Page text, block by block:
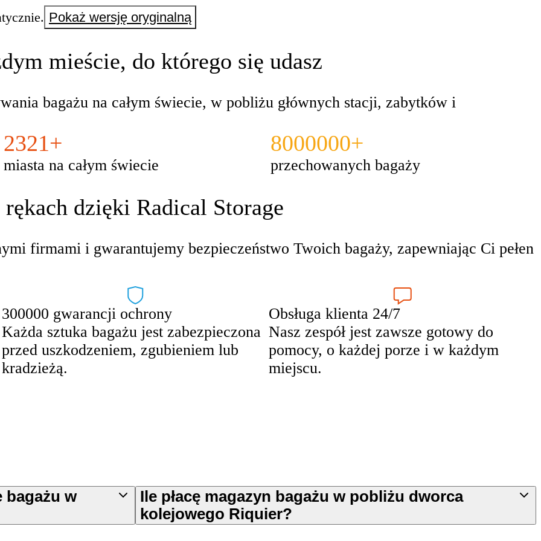
Pokaż wersję oryginalną
mieście, do którego się udasz
bagażu na całym świecie, w pobliżu głównych stacji, zabytków i
2321+
miasta na całym świecie
8000000+
przechowanych bagaży
dzięki Radical Storage
firmami i gwarantujemy bezpieczeństwo Twoich bagaży, zapewniając Ci pełen
300000 gwarancji ochrony
Każda sztuka bagażu jest zabezpieczona
przed uszkodzeniem, zgubieniem lub
kradzieżą.
Obsługa klienta 24/7
Nasz zespół jest zawsze gotowy do
pomocy, o każdej porze i w każdym
miejscu.
bagażu w
Ile płacę magazyn bagażu w pobliżu dworca
kolejowego Riquier?